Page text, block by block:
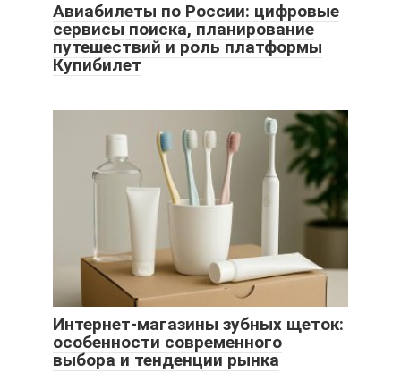
Авиабилеты по России: цифровые
сервисы поиска, планирование
путешествий и роль платформы
Купибилет
Интернет-магазины зубных щеток:
особенности современного
выбора и тенденции рынка